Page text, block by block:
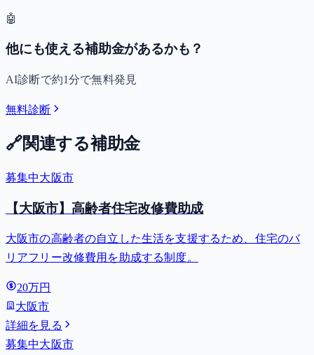
🤖
他にも使える補助金があるかも？
AI診断で約1分で無料発見
無料診断
🔗関連する補助金
募集中大阪市
【大阪市】高齢者住宅改修費助成
大阪市の高齢者の自立した生活を支援するため、住宅のバ
リアフリー改修費用を助成する制度。
20万円
大阪市
詳細を見る
募集中大阪市